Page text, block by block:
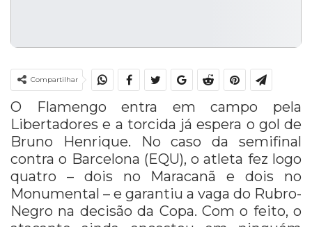
Compartilhar
O Flamengo entra em campo pela
Libertadores e a torcida já espera o gol de
Bruno Henrique. No caso da semifinal
contra o Barcelona (EQU), o atleta fez logo
quatro – dois no Maracanã e dois no
Monumental – e garantiu a vaga do Rubro-
Negro na decisão da Copa. Com o feito, o